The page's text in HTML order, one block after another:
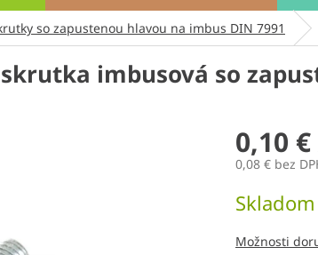
so zapustenou hlavou na imbus DIN 7991
skrutka imbusová so
0,10 €
0,08 € bez
cena:
Skladom
Možnosti